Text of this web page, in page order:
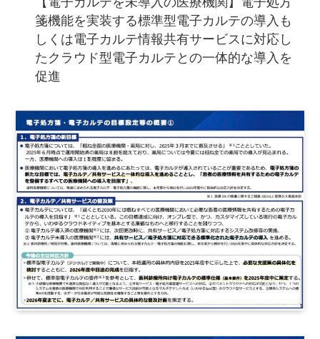
箋機能を実装する標準型電子カルテの導入も
しくは電子カルテ情報共有サービスに対応し
たクラウド型電子カルテとの一体的な導入を
促進